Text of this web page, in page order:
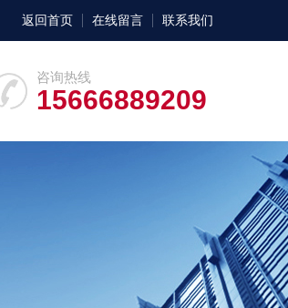
返回首页 在线留言 联系我们
咨询热线
15666889209